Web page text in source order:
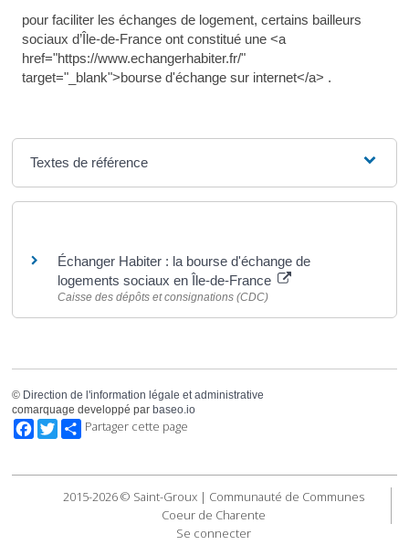
pour faciliter les échanges de logement, certains bailleurs
sociaux d’Île-de-France ont constitué une <a
href="https://www.echangerhabiter.fr/"
target="_blank">bourse d'échange sur internet</a> .
Textes de référence
Échanger Habiter : la bourse d'échange de
logements sociaux en Île-de-France
Caisse des dépôts et consignations (CDC)
© Direction de l'information légale et administrative
comarquage developpé par baseo.io
FacebookTwitterPartager cette page
2015-2026 © Saint-Groux | Communauté de Communes
Coeur de Charente
Se connecter